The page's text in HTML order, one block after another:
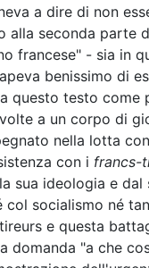
a dire di non
alla seconda parte
francese" - sia in
benissimo di
questo testo come
a un corpo di
nella lotta
con i francs-
sua ideologia e dal
col socialismo né
e questa
domanda "a che